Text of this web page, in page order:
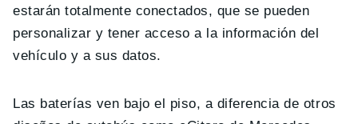
estarán totalmente conectados, que se pueden
personalizar y tener acceso a la información del
vehículo y a sus datos.
Las baterías ven bajo el piso, a diferencia de otros